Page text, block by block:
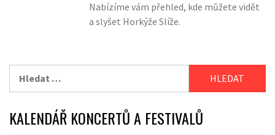
Nabízíme vám přehled, kde můžete vidět
a slyšet Horkýže Slíže.
KALENDÁŘ KONCERTŮ A FESTIVALŮ